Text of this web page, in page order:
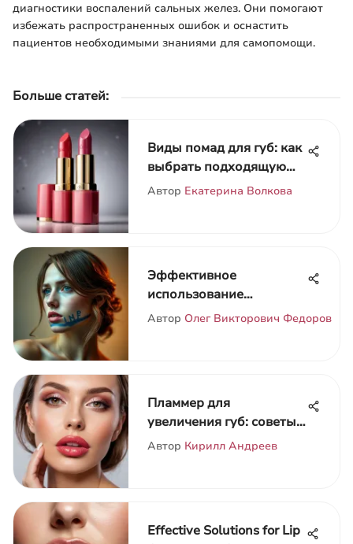
диагностики воспалений сальных желез. Они помогают
избежать распространенных ошибок и оснастить
пациентов необходимыми знаниями для самопомощи.
Больше статей:
Виды помад для губ: как
выбрать подходящую
текстуру
Автор Екатерина Волкова
Эффективное
использование
кокосового масла для
Автор Олег Викторович Федоров
Пламмер для
увеличения губ: советы
и особенности
Автор Кирилл Андреев
Effective Solutions for Lip